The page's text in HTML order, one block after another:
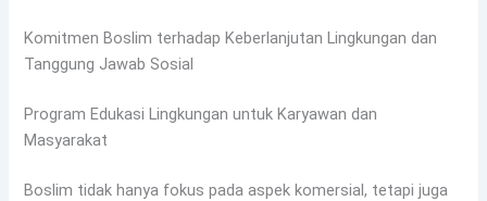
Komitmen Boslim terhadap Keberlanjutan Lingkungan dan
Tanggung Jawab Sosial
Program Edukasi Lingkungan untuk Karyawan dan
Masyarakat
Boslim tidak hanya fokus pada aspek komersial, tetapi juga